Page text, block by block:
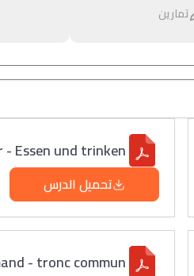
تمارين
- Essen und trinken
تحميل الدرس
- tronc commun